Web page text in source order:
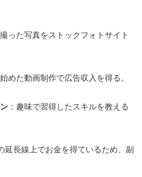
撮った写真をストックフォトサイト
めた動画制作で広告収入を得る。
：趣味で習得したスキルを教える
延長線上でお金を得ているため、副